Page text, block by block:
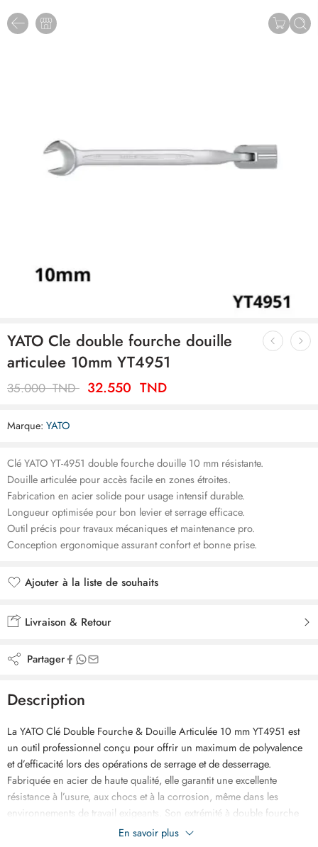
YATO Cle double fourche douille
articulee 10mm YT4951
35.000TND 32.550 TND
Marque: YATO
Clé YATO YT-4951 double fourche douille 10 mm résistante.
Douille articulée pour accès facile en zones étroites.
Fabrication en acier solide pour usage intensif durable.
Longueur optimisée pour bon levier et serrage efficace.
Outil précis pour travaux mécaniques et maintenance pro.
Conception ergonomique assurant confort et bonne prise.
Ajouter à la liste de souhaits
Livraison & Retour
Partager
Description
La YATO Clé Double Fourche & Douille Articulée 10 mm YT4951 est
un outil professionnel conçu pour offrir un maximum de polyvalence
et d’efficacité lors des opérations de serrage et de desserrage.
Fabriquée en acier de haute qualité, elle garantit une excellente
résistance à l’usure, aux chocs et à la corrosion, même dans les
environnements de travail exigeants. Son extrémité à double fourche
permet une intervention rapide sur différents types de fixations, tandis
En savoir plus